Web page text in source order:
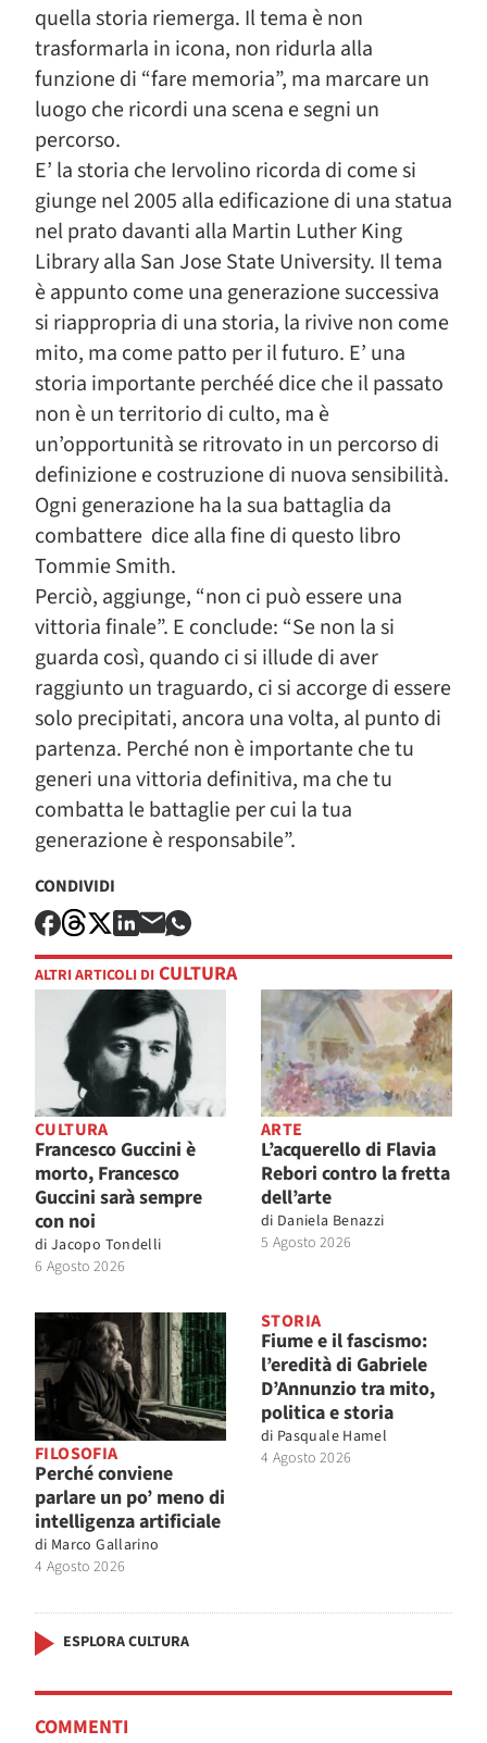
quella storia riemerga. Il tema è non
trasformarla in icona, non ridurla alla
funzione di “fare memoria”, ma marcare un
luogo che ricordi una scena e segni un
percorso.
E’ la storia che Iervolino ricorda di come si
giunge nel 2005 alla edificazione di una statua
nel prato davanti alla Martin Luther King
Library alla San Jose State University. Il tema
è appunto come una generazione successiva
si riappropria di una storia, la rivive non come
mito, ma come patto per il futuro. E’ una
storia importante perchéé dice che il passato
non è un territorio di culto, ma è
un’opportunità se ritrovato in un percorso di
definizione e costruzione di nuova sensibilità.
Ogni generazione ha la sua battaglia da
combattere dice alla fine di questo libro
Tommie Smith.
Perciò, aggiunge, “non ci può essere una
vittoria finale”. E conclude: “Se non la si
guarda così, quando ci si illude di aver
raggiunto un traguardo, ci si accorge di essere
solo precipitati, ancora una volta, al punto di
partenza. Perché non è importante che tu
generi una vittoria definitiva, ma che tu
combatta le battaglie per cui la tua
generazione è responsabile”.
CONDIVIDI
ALTRI ARTICOLI DI CULTURA
CULTURA
Francesco Guccini è
morto, Francesco
Guccini sarà sempre
con noi
di Jacopo Tondelli
6 Agosto 2026
ARTE
L’acquerello di Flavia
Rebori contro la fretta
dell’arte
di Daniela Benazzi
5 Agosto 2026
FILOSOFIA
Perché conviene
parlare un po’ meno di
intelligenza artificiale
di Marco Gallarino
4 Agosto 2026
STORIA
Fiume e il fascismo:
l’eredità di Gabriele
D’Annunzio tra mito,
politica e storia
di Pasquale Hamel
4 Agosto 2026
ESPLORA CULTURA
COMMENTI